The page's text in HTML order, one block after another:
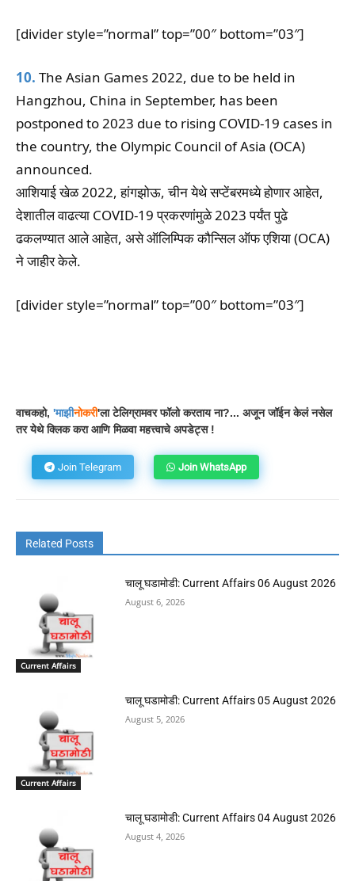
[divider style=”normal” top=”00″ bottom=”03″]
10. The Asian Games 2022, due to be held in
Hangzhou, China in September, has been
postponed to 2023 due to rising COVID-19 cases in
the country, the Olympic Council of Asia (OCA)
announced.
आशियाई खेळ 2022, हांगझोऊ, चीन येथे सप्टेंबरमध्ये होणार आहेत,
देशातील वाढत्या COVID-19 प्रकरणांमुळे 2023 पर्यंत पुढे
ढकलण्यात आले आहेत, असे ऑलिम्पिक कौन्सिल ऑफ एशिया (OCA)
ने जाहीर केले.
[divider style=”normal” top=”00″ bottom=”03″]
वाचकहो, 'माझीनोकरी'ला टेलिग्रामवर फॉलो करताय ना?... अजून जॉईन केलं नसेल
तर येथे क्लिक करा आणि मिळवा महत्त्वाचे अपडेट्स !
Join Telegram Join WhatsApp
Related Posts
Current Affairs
चालू घडामोडी: Current Affairs 06 August 2026
August 6, 2026
Current Affairs
चालू घडामोडी: Current Affairs 05 August 2026
August 5, 2026
चालू घडामोडी: Current Affairs 04 August 2026
August 4, 2026